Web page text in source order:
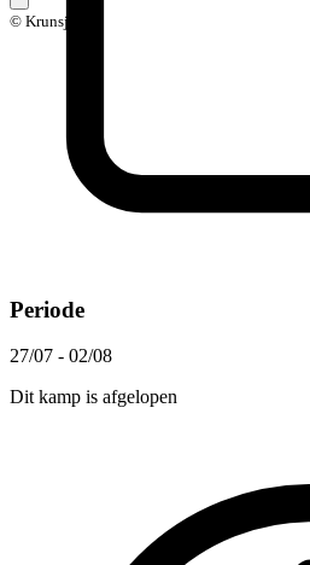
© Krunsj
Periode
27/07 - 02/08
Dit kamp is afgelopen